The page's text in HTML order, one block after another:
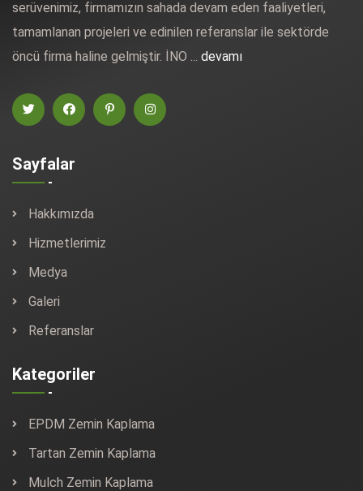
serüvenimiz, firmamızın sahada devam eden faaliyetleri,
tamamlanan projeleri ve edinilen referanslar ile sektörde
öncü firma haline gelmiştir. İNO ... devamı
Sayfalar
Hakkımızda
Hizmetlerimiz
Medya
Galeri
Referanslar
Kategoriler
EPDM Zemin Kaplama
Tartan Zemin Kaplama
Mulch Zemin Kaplama